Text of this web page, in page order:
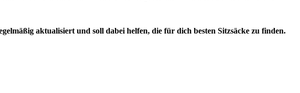
aktualisiert und soll dabei helfen, die für dich besten Sitzsäcke zu finden.